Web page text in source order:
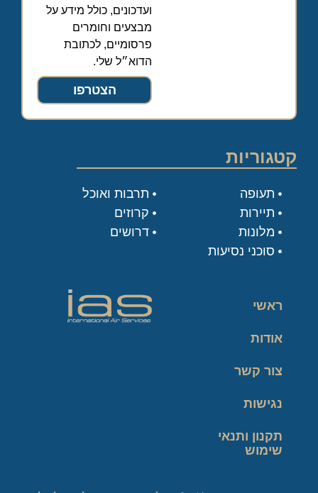
ועדכונים, כולל מידע על
מבצעים וחומרים
פרסומיים, לכתובת
הדוא״ל שלי.
הצטרפו
קטגוריות
תעופה
תיירות
מלונות
סוכני נסיעות
תרבות ואוכל
קרוזים
דרושים
ראשי
אודות
צור קשר
נגישות
תקנון ותנאי
שימוש